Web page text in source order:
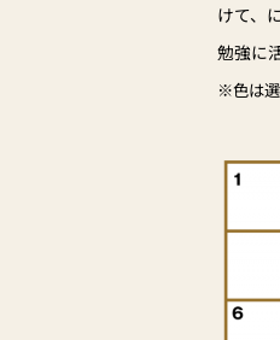
けて、
勉強に
※色は選